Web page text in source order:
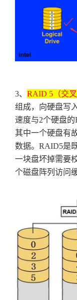
3、 RAID 5 （交
组成，向硬盘写
速度与2个硬盘的
其中一个硬盘有
数据。 RAID5是
一块盘坏掉需要
个磁盘阵列访问